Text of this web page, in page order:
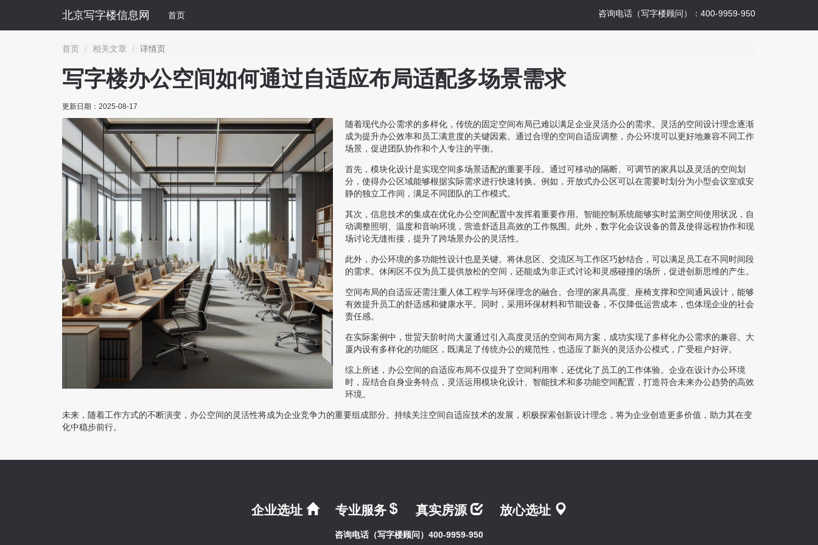
北京写字楼信息网 首页 咨询电话（写字楼顾问）：400-9959-950
首页 相关文章 详情页
写字楼办公空间如何通过自适应布局适配多场景需求
更新日期： 2025-08-17
随着现代办公需求的多样化，传统的固定空间布局已难以满足企业灵活办公的需求。灵活的空间设计理念逐渐
成为提升办公效率和员工满意度的关键因素。通过合理的空间自适应调整，办公环境可以更好地兼容不同工作
场景，促进团队协作和个人专注的平衡。
首先，模块化设计是实现空间多场景适配的重要手段。通过可移动的隔断、可调节的家具以及灵活的空间划
分，使得办公区域能够根据实际需求进行快速转换。例如，开放式办公区可以在需要时划分为小型会议室或安
静的独立工作间，满足不同团队的工作模式。
其次，信息技术的集成在优化办公空间配置中发挥着重要作用。智能控制系统能够实时监测空间使用状况，自
动调整照明、温度和音响环境，营造舒适且高效的工作氛围。此外，数字化会议设备的普及使得远程协作和现
场讨论无缝衔接，提升了跨场景办公的灵活性。
此外，办公环境的多功能性设计也是关键。将休息区、交流区与工作区巧妙结合，可以满足员工在不同时间段
的需求。休闲区不仅为员工提供放松的空间，还能成为非正式讨论和灵感碰撞的场所，促进创新思维的产生。
空间布局的自适应还需注重人体工程学与环保理念的融合。合理的家具高度、座椅支撑和空间通风设计，能够
有效提升员工的舒适感和健康水平。同时，采用环保材料和节能设备，不仅降低运营成本，也体现企业的社会
责任感。
在实际案例中，世贸天阶时尚大厦通过引入高度灵活的空间布局方案，成功实现了多样化办公需求的兼容。大
厦内设有多样化的功能区，既满足了传统办公的规范性，也适应了新兴的灵活办公模式，广受租户好评。
综上所述，办公空间的自适应布局不仅提升了空间利用率，还优化了员工的工作体验。企业在设计办公环境
时，应结合自身业务特点，灵活运用模块化设计、智能技术和多功能空间配置，打造符合未来办公趋势的高效
环境。
未来，随着工作方式的不断演变，办公空间的灵活性将成为企业竞争力的重要组成部分。持续关注空间自适应技术的发展，积极探索创新设计理念，将为企业创造更多价值，助力其在变
化中稳步前行。
企业选址 专业服务 真实房源 放心选址
咨询电话（写字楼顾问）400-9959-950